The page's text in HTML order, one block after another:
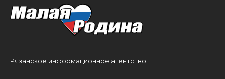
Рязанское информационное агентство